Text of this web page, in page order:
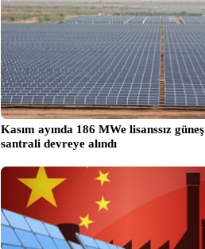
Kasım ayında 186 MWe lisanssız güneş
santrali devreye alındı